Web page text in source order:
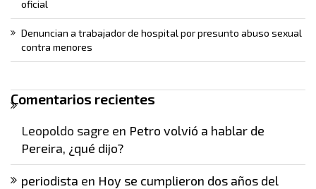
oficial
Denuncian a trabajador de hospital por presunto abuso sexual
contra menores
Comentarios recientes
Leopoldo sagre en Petro volvió a hablar de
Pereira, ¿qué dijo?
periodista en Hoy se cumplieron dos años del